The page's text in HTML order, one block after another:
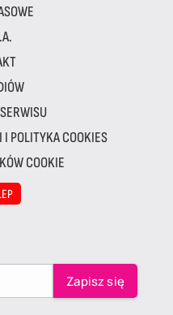
I POLITYKA COOKIES
COOKIE